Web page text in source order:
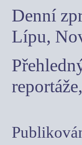
Denní
Lípu,